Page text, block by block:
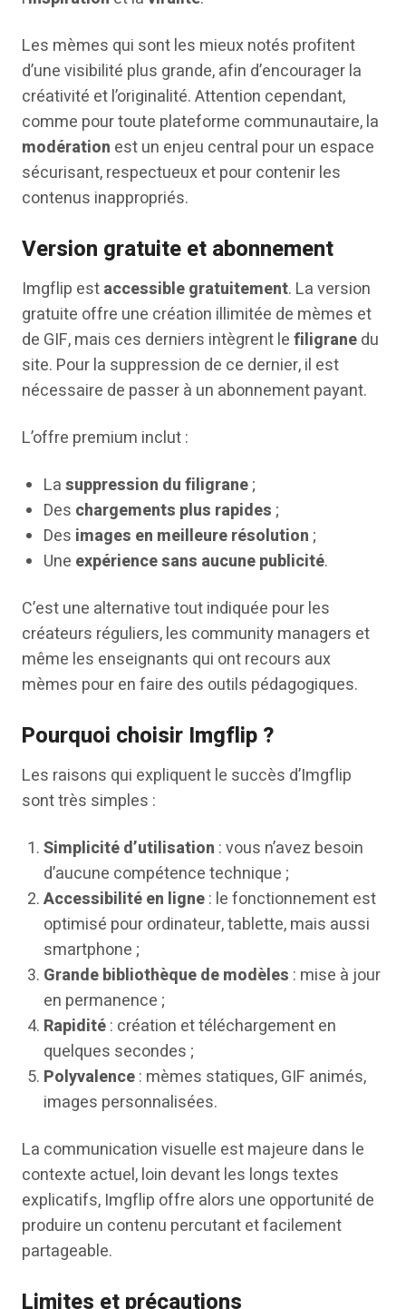
Les mèmes qui sont les mieux notés profitent
d’une visibilité plus grande, afin d’encourager la
créativité et l’originalité. Attention cependant,
comme pour toute plateforme communautaire, la
modération est un enjeu central pour un espace
sécurisant, respectueux et pour contenir les
contenus inappropriés.
Version gratuite et abonnement
Imgflip estaccessible gratuitement. La version
gratuite offre une création illimitée de mèmes et
de GIF, mais ces derniers intègrent lefiligranedu
site. Pour la suppression de ce dernier, il est
nécessaire de passer à un abonnement payant.
L’offre premium inclut :
Lasuppression du filigrane;
Des chargements plus rapides;
Des images en meilleure résolution;
Une expérience sans aucune publicité.
C’est une alternative tout indiquée pour les
créateurs réguliers, les community managers et
même les enseignants qui ont recours aux
mèmes pour en faire des outils pédagogiques.
Pourquoi choisir Imgflip ?
Les raisons qui expliquent le succès d’Imgflip
sont très simples :
Simplicité d’utilisation : vous n’avez besoin
d’aucune compétence technique ;
Accessibilité en ligne: le fonctionnement est
optimisé pour ordinateur, tablette, mais aussi
smartphone ;
Grande bibliothèque de modèles : mise à jour
en permanence ;
Rapidité: création et téléchargement en
quelques secondes ;
Polyvalence: mèmes statiques, GIF animés,
images personnalisées.
La communication visuelle est majeure dans le
contexte actuel, loin devant les longs textes
explicatifs, Imgflip offre alors une opportunité de
produire un contenu percutant et facilement
partageable.
Limites et précautions